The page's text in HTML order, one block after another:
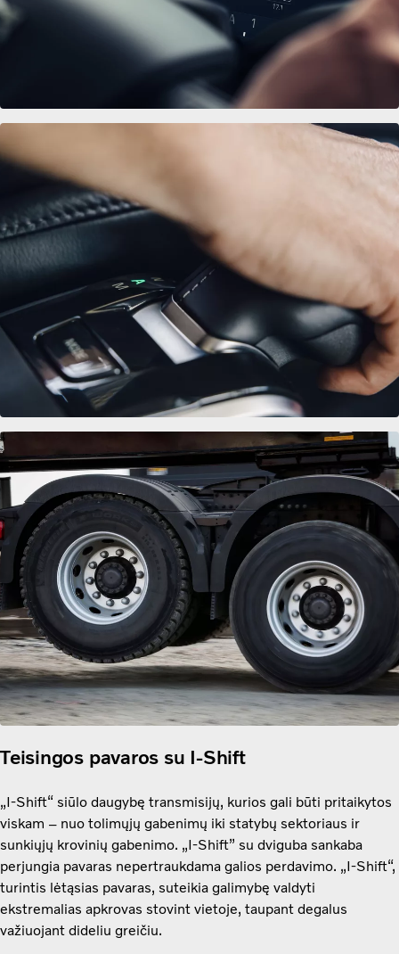
Teisingos pavaros su I-Shift
„I-Shift“ siūlo daugybę transmisijų, kurios gali būti pritaikytos
viskam – nuo ​​tolimųjų gabenimų iki statybų sektoriaus ir
sunkiųjų krovinių gabenimo. „I-Shift” su dviguba sankaba
perjungia pavaras nepertraukdama galios perdavimo. „I-Shift“,
turintis lėtąsias pavaras, suteikia galimybę valdyti
ekstremalias apkrovas stovint vietoje, taupant degalus
važiuojant dideliu greičiu.